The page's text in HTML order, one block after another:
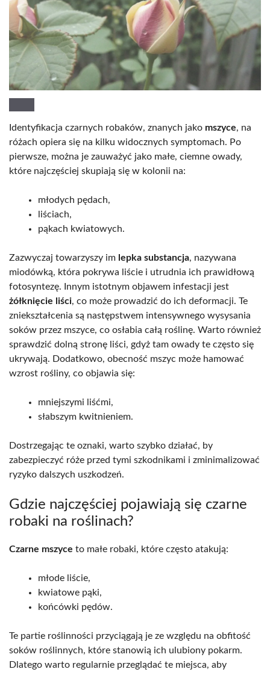
Identyfikacja czarnych robaków, znanych jako mszyce, na
różach opiera się na kilku widocznych symptomach. Po
pierwsze, można je zauważyć jako małe, ciemne owady,
które najczęściej skupiają się w kolonii na:
młodych pędach,
liściach,
pąkach kwiatowych.
Zazwyczaj towarzyszy im lepka substancja, nazywana
miodówką, która pokrywa liście i utrudnia ich prawidłową
fotosyntezę. Innym istotnym objawem infestacji jest
żółknięcie liści, co może prowadzić do ich deformacji. Te
zniekształcenia są następstwem intensywnego wysysania
soków przez mszyce, co osłabia całą roślinę. Warto również
sprawdzić dolną stronę liści, gdyż tam owady te często się
ukrywają. Dodatkowo, obecność mszyc może hamować
wzrost rośliny, co objawia się:
mniejszymi liśćmi,
słabszym kwitnieniem.
Dostrzegając te oznaki, warto szybko działać, by
zabezpieczyć róże przed tymi szkodnikami i zminimalizować
ryzyko dalszych uszkodzeń.
Gdzie najczęściej pojawiają się czarne
robaki na roślinach?
Czarne mszyce to małe robaki, które często atakują:
młode liście,
kwiatowe pąki,
końcówki pędów.
Te partie roślinności przyciągają je ze względu na obfitość
soków roślinnych, które stanowią ich ulubiony pokarm.
Dlatego warto regularnie przeglądać te miejsca, aby